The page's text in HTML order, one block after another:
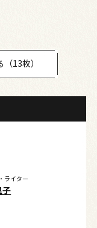
13枚）
ライター
子